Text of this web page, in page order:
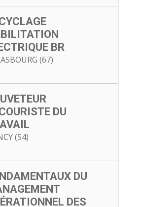
BR
(67)
DU
(54)
DU
DES